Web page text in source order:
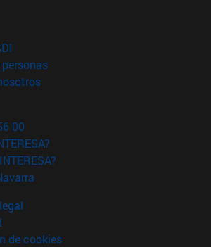
en nueva ventana)
(abre en nueva ventana)
(abre en nueva ventana)
00
de cookies